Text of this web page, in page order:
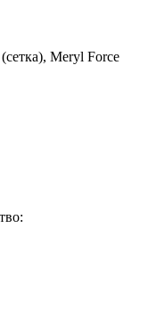
Meryl Force